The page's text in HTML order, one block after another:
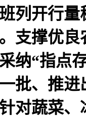
列开行量
支撑优良
纳“指点
批、推进
对蔬菜、